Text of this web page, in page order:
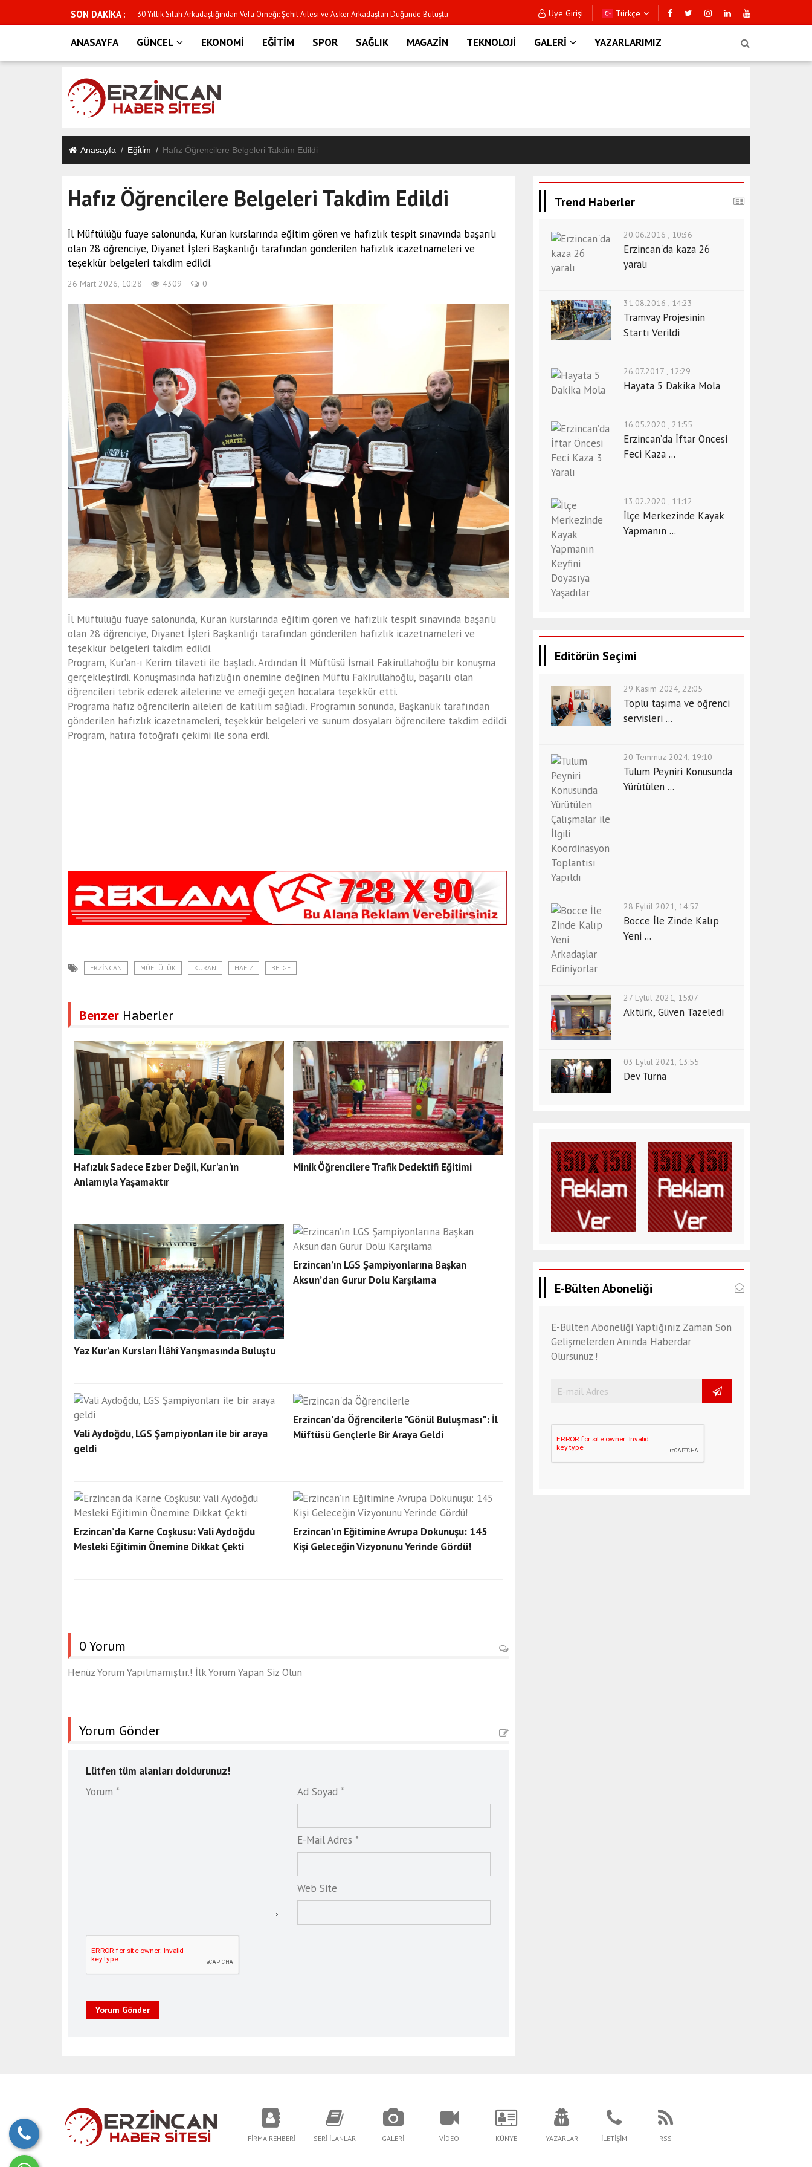
SON DAKİKA :
Kurmaya Devam Ediyoruz" 30 Yıllık Silah Arkadaşlığından Vefa Örneği: Şehit Ailesi ve Asker Arkadaşları Düğünde Buluştu ERZİNCAN’DA KAVŞAKTA KAZA: 2'Sİ AĞIR 3 YARALI!
Üye Girişi Türkçe
ANASAYFA GÜNCEL EKONOMİ EĞİTİM SPOR SAĞLIK MAGAZİN TEKNOLOJİ GALERİ YAZARLARIMIZ
Anasayfa Eği̇ti̇m Hafız Öğrencilere Belgeleri Takdim Edildi
Hafız Öğrencilere Belgeleri Takdim Edildi
İl Müftülüğü fuaye salonunda, Kur’an kurslarında eğitim gören ve hafızlık tespit sınavında başarılı
olan 28 öğrenciye, Diyanet İşleri Başkanlığı tarafından gönderilen hafızlık icazetnameleri ve
teşekkür belgeleri takdim edildi.
26 Mart 2026, 10:28 4309 0
İl Müftülüğü fuaye salonunda, Kur’an kurslarında eğitim gören ve hafızlık tespit sınavında başarılı
olan 28 öğrenciye, Diyanet İşleri Başkanlığı tarafından gönderilen hafızlık icazetnameleri ve
teşekkür belgeleri takdim edildi.
Program, Kur’an-ı Kerim tilaveti ile başladı. Ardından İl Müftüsü İsmail Fakirullahoğlu bir konuşma
gerçekleştirdi. Konuşmasında hafızlığın önemine değinen Müftü Fakirullahoğlu, başarılı olan
öğrencileri tebrik ederek ailelerine ve emeği geçen hocalara teşekkür etti.
Programa hafız öğrencilerin aileleri de katılım sağladı. Programın sonunda, Başkanlık tarafından
gönderilen hafızlık icazetnameleri, teşekkür belgeleri ve sunum dosyaları öğrencilere takdim edildi.
Program, hatıra fotoğrafı çekimi ile sona erdi.
ERZINCAN MÜFTÜLÜK KURAN HAFIZ BELGE
Benzer Haberler
Hafızlık Sadece Ezber Değil, Kur'an'ın
Anlamıyla Yaşamaktır
Minik Öğrencilere Trafik Dedektifi Eğitimi
Yaz Kur’an Kursları İlâhî Yarışmasında Buluştu
Erzincan’ın LGS Şampiyonlarına Başkan
Aksun’dan Gurur Dolu Karşılama
Vali Aydoğdu, LGS Şampiyonları ile bir araya
geldi
Erzincan'da Öğrencilerle "Gönül Buluşması": İl
Müftüsü Gençlerle Bir Araya Geldi
Erzincan’da Karne Coşkusu: Vali Aydoğdu
Mesleki Eğitimin Önemine Dikkat Çekti
Erzincan’ın Eğitimine Avrupa Dokunuşu: 145
Kişi Geleceğin Vizyonunu Yerinde Gördü!
0 Yorum
Henüz Yorum Yapılmamıştır.! İlk Yorum Yapan Siz Olun
Yorum Gönder
Lütfen tüm alanları doldurunuz!
Yorum *
Ad Soyad *
E-Mail Adres *
Web Site
Yorum Gönder
Trend Haberler
20.06.2016 , 10:36
Erzincan'da kaza 26
yaralı
31.08.2016 , 14:23
Tramvay Projesinin
Startı Verildi
26.07.2017 , 12:29
Hayata 5 Dakika Mola
16.05.2020 , 21:55
Erzincan’da İftar Öncesi
Feci Kaza ...
13.02.2020 , 11:12
İlçe Merkezinde Kayak
Yapmanın ...
Editörün Seçimi
29 Kasım 2024, 22:05
Toplu taşıma ve öğrenci
servisleri ...
20 Temmuz 2024, 19:10
Tulum Peyniri Konusunda
Yürütülen ...
28 Eylül 2021, 14:57
Bocce İle Zinde Kalıp
Yeni ...
27 Eylül 2021, 15:07
Aktürk, Güven Tazeledi
03 Eylül 2021, 13:55
Dev Turna
E-Bülten Aboneliği
E-Bülten Aboneliği Yaptığınız Zaman Son
Gelişmelerden Anında Haberdar
Olursunuz.!
FİRMA REHBERİ SERİ İLANLAR GALERİ VİDEO KÜNYE YAZARLAR İLETİŞİM RSS